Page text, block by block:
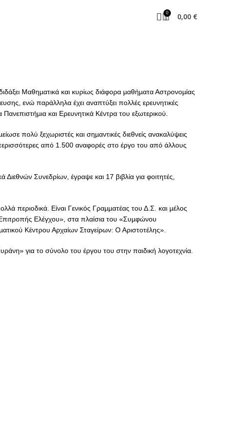
0 0,00 €
Μαθηµατικά και κυρίως διάφορα µαθήµατα Αστρονοµίας
ενώ παράλληλα έχει αναπτύξει πολλές ερευνητικές
και Ερευνητικά Κέντρα του εξωτερικού.
πολύ ξεχωριστές και σηµαντικές διεθνείς ανακαλύψεις
από 1.500 αναφορές στο έργο του από άλλους
Συνεδρίων, έγραψε και 17 βιβλία για φοιτητές,
περιοδικά. Είναι Γενικός Γραµµατέας του Δ.Σ. και µέλος
Ελέγχου», στα πλαίσια του «Συµφώνου
Κέντρου Αρχαίων Σταγείρων: Ο Αριστοτέλης».
για το σύνολο του έργου του στην παιδική λογοτεχνία.